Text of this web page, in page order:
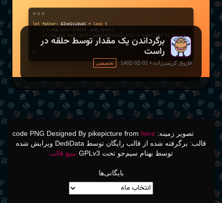
let father: &Individual = loop {
    i
= rng.gen_range(0 ..pop_size);
if rng.gen_bool(self. population[ i].ft()
population[i];
برگرداندن یک مقدار توسط حلقه در
راست
فاروق کریمی‌زاده•
01-02-1402 تخصصی
تصویر زمینه: code PNG Designed By pikepicture from here
قالب: برگرفته شده از قالب رایگان توسط DediData ویرایش شده
توسط بهنام سیم‌جو تحت GPLv3
منبع قالب
بایگانی‌ها